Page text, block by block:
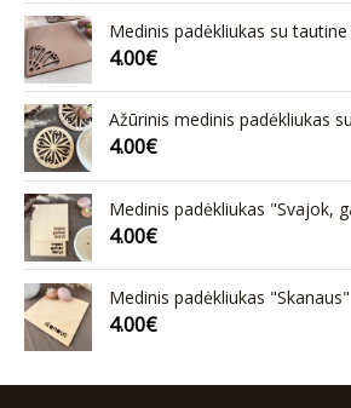
Medinis padėkliukas su tautine
4.00€
Ažūrinis medinis padėkliukas
4.00€
Medinis padėkliukas "Svajok,
4.00€
Medinis padėkliukas "Skanaus"
4.00€